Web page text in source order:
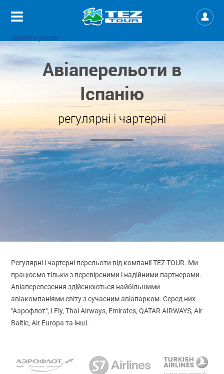
Змінити умови
Авіаперельоти в
Іспанію
регулярні і чартерні
Регулярні і чартерні перельоти від компанії TEZ TOUR. Ми
працюємо тільки з перевіреними і надійними партнерами.
Авіаперевезення здійснюються найбільшими
авіакомпаніями світу з сучасним авіапарком. Серед них
"Аэрофлот", I Fly, Thai Airways, Emirates, QATAR AIRWAYS, Air
Baltic, Air Europa та інші.